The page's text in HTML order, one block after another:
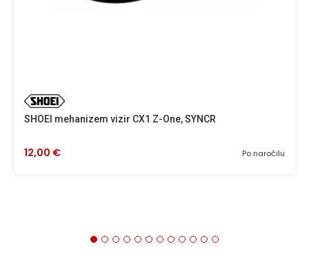
SHOEI mehanizem vizir CX1 Z-One, SYNCR
Po naročilu
12,00 €